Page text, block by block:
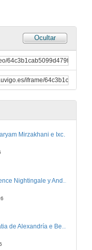
Ocultar
Te lo cuentan Maryam Mirzakhani e Ixchel D. Gutiérrez
Cóntancho Hipatia de Alexandría e Beatriz Álvarez